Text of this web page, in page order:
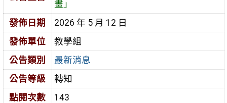
畫」
發佈日期
2026 年 5 月 12 日
發佈單位
教學組
公告類別
最新消息
公告等級
轉知
點閱次數
143